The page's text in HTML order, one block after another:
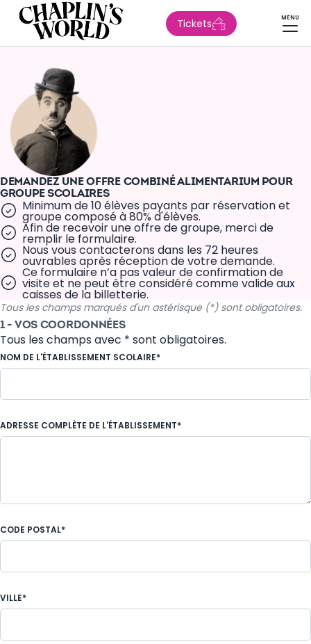
Tickets MENU
DEMANDEZ UNE OFFRE COMBINÉ ALIMENTARIUM POUR
GROUPE SCOLAIRES
Minimum de 10 élèves payants par réservation et
groupe composé à 80% d'élèves.
Afin de recevoir une offre de groupe, merci de
remplir le formulaire.
Nous vous contacterons dans les 72 heures
ouvrables après réception de votre demande.
Ce formulaire n’a pas valeur de confirmation de
visite et ne peut être considéré comme valide aux
caisses de la billetterie.
Tous les champs marqués d'un astérisque (*) sont obligatoires.
1 - VOS COORDONNÉES
Tous les champs avec * sont obligatoires.
NOM DE L'ÉTABLISSEMENT SCOLAIRE*
ADRESSE COMPLÈTE DE L'ÉTABLISSEMENT*
CODE POSTAL*
VILLE*